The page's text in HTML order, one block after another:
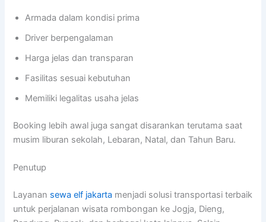
Armada dalam kondisi prima
Driver berpengalaman
Harga jelas dan transparan
Fasilitas sesuai kebutuhan
Memiliki legalitas usaha jelas
Booking lebih awal juga sangat disarankan terutama saat
musim liburan sekolah, Lebaran, Natal, dan Tahun Baru.
Penutup
Layanan sewa elf jakarta menjadi solusi transportasi terbaik
untuk perjalanan wisata rombongan ke Jogja, Dieng,